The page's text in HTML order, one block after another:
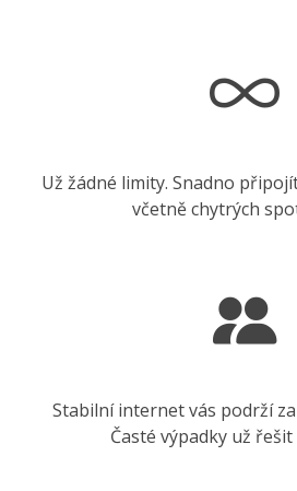
Už žádné limity. Snadno
včetně chytrých
Stabilní internet vás podrží
Časté výpadky už